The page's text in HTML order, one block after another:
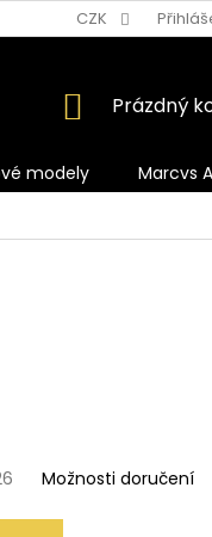
CZK
NÁKUPNÍ
Prázdný
modely
Marcvs
Možnosti doručení